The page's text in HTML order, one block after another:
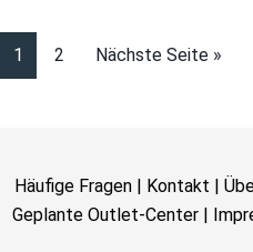
1 2 Nächste Seite »
Häufige Fragen | Kontakt |
Geplante Outlet-Center|